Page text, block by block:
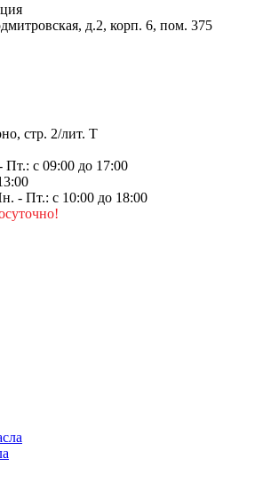
д.2, корп. 6, пом. 375
стр. 2/лит. Т
Пт.: с 09:00 до 17:00
- Пт.: с 10:00 до 18:00